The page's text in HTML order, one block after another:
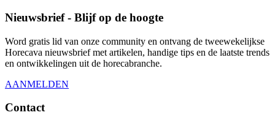
Nieuwsbrief - Blijf op de hoogte
Word gratis lid van onze community en ontvang de tweewekelijkse
Horecava nieuwsbrief met artikelen, handige tips en de laatste trends
en ontwikkelingen uit de horecabranche.
AANMELDEN
Contact